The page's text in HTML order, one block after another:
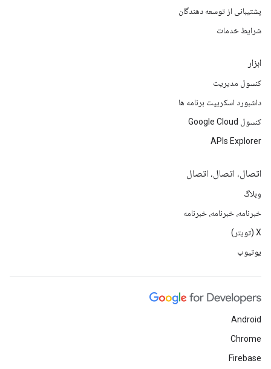
پشتیبانی از توسعه دهندگان
شرایط خدمات
ابزار
کنسول مدیریت
داشبورد اسکریپت برنامه ها
کنسول Google Cloud
APIs Explorer
اتصال، اتصال، اتصال
وبلاگ
خبرنامه، خبرنامه، خبرنامه
X (تویتر)
یوتیوب
Android
Chrome
Firebase